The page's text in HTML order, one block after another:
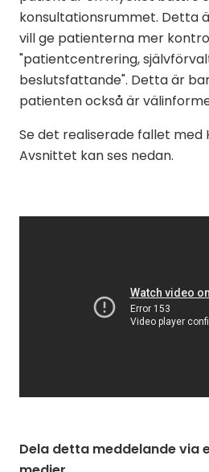
konsultationsrummet. Detta
vill ge patienterna mer
"patientcentrering,
beslutsfattande". Detta är
patienten också är
Se det realiserade fallet med
Avsnittet kan ses nedan.
Dela detta meddelande via